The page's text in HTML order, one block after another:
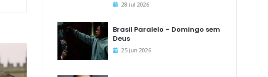
28 jul 2026
Brasil Paralelo – Domingo sem
Deus
25 jun 2026